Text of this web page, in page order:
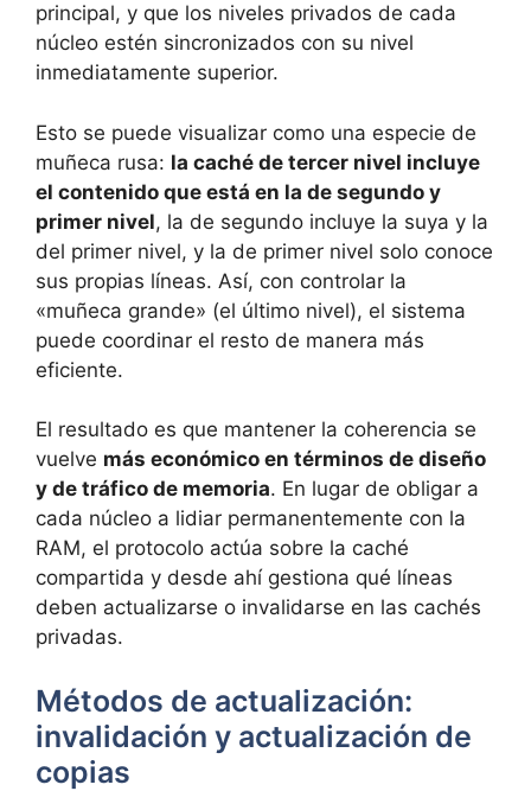
principal, y que los niveles privados de cada
núcleo estén sincronizados con su nivel
inmediatamente superior.
Esto se puede visualizar como una especie de
muñeca rusa: la caché de tercer nivel incluye
el contenido que está en la de segundo y
primer nivel, la de segundo incluye la suya y la
del primer nivel, y la de primer nivel solo conoce
sus propias líneas. Así, con controlar la
«muñeca grande» (el último nivel), el sistema
puede coordinar el resto de manera más
eficiente.
El resultado es que mantener la coherencia se
vuelve más económico en términos de diseño
y de tráfico de memoria. En lugar de obligar a
cada núcleo a lidiar permanentemente con la
RAM, el protocolo actúa sobre la caché
compartida y desde ahí gestiona qué líneas
deben actualizarse o invalidarse en las cachés
privadas.
Métodos de actualización:
invalidación y actualización de
copias